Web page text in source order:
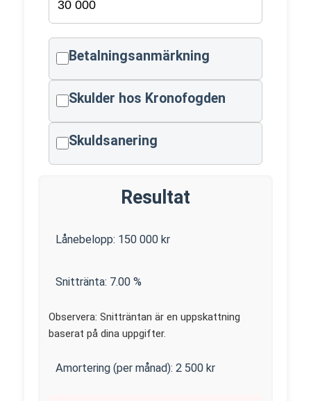
Betalningsanmärkning
Skulder hos Kronofogden
Skuldsanering
Resultat
Lånebelopp: 150 000 kr
Snittränta: 7.00 %
Observera: Snitträntan är en uppskattning
baserat på dina uppgifter.
Amortering (per månad): 2 500 kr